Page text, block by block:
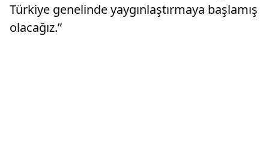
Türkiye genelinde yaygınlaştırmaya başlamış
olacağız.”​​​